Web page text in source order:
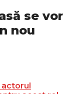
se vor
nou